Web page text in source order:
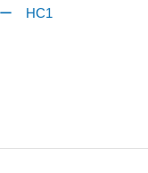
ー HC1